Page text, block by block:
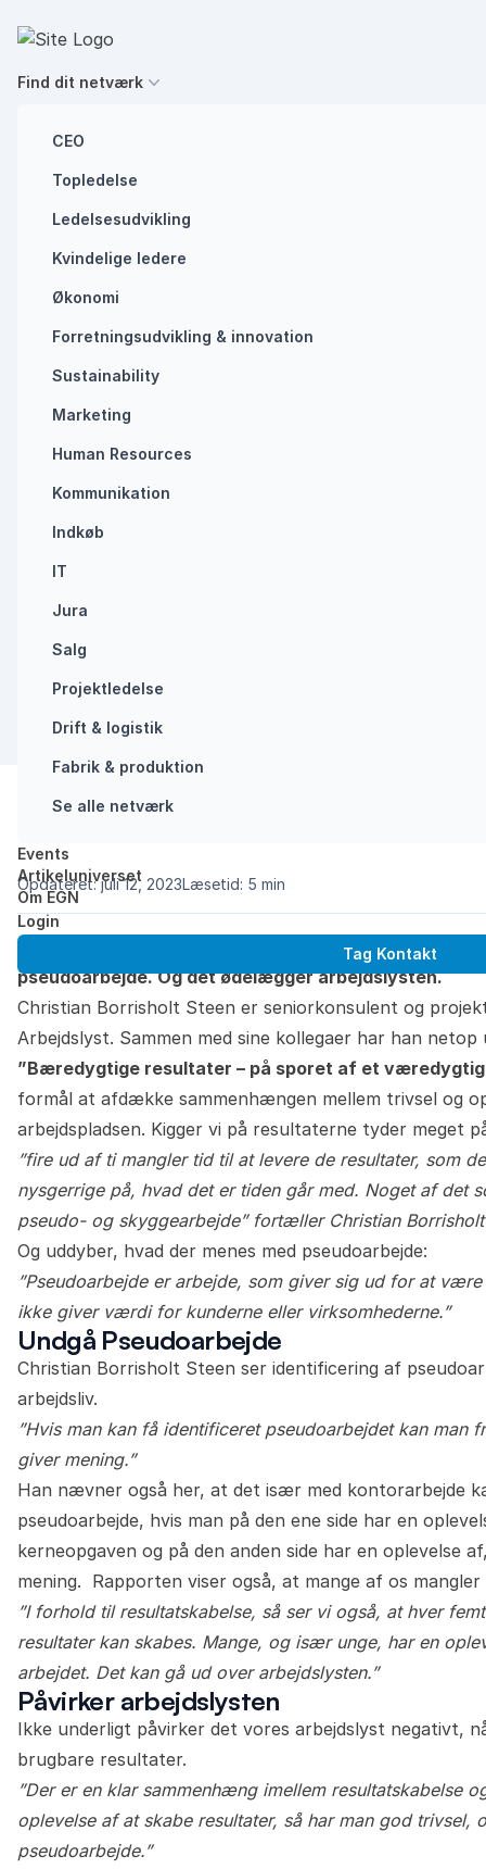
Executives' Global Network
Find dit netværk
CEO
Topledelse
Ledelsesudvikling
Kvindelige ledere
Økonomi
Forretningsudvikling ​& innovation​
Sustainability
Marketing
Human Resources
Kommunikation
Indkøb
IT
Jura
Salg
Projektledelse
Drift & logistik
Fabrik & produktion
Se alle netværk
Events
Artikeluniverset
Om EGN
Login
Tag Kontakt
Vi har for travlt
med
pseudoarbejde
Forside
Opdateret: juli 12, 2023Læsetid: 5 min
Ny rapport viser, at ni ud af 10 lønmodtagere i større
pseudoarbejde. Og det ødelægger arbejdslysten.
Christian Borrisholt Steen er seniorkonsulent og
Arbejdslyst. Sammen med sine kollegaer har han
”Bæredygtige resultater – på sporet af et
formål at afdække sammenhængen mellem trivsel og
arbejdspladsen. Kigger vi på resultaterne tyder meget
”fire ud af ti mangler tid til at levere de resultater, som
nysgerrige på, hvad det er tiden går med. Noget af det
pseudo- og skyggearbejde” fortæller Christian Borrisholt
Og uddyber, hvad der menes med pseudoarbejde:
”Pseudoarbejde er arbejde, som giver sig ud for at
ikke giver værdi for kunderne eller virksomhederne.”
Undgå Pseudoarbejde
Christian Borrisholt Steen ser identificering af
arbejdsliv.
”Hvis man kan få identificeret pseudoarbejdet kan man
giver mening.”
Han nævner også her, at det især med kontorarbejde
pseudoarbejde, hvis man på den ene side har en
kerneopgaven og på den anden side har en oplevelse
mening. Rapporten viser også, at mange af os mangler
”I forhold til resultatskabelse, så ser vi også, at hver
resultater kan skabes. Mange, og især unge, har en
arbejdet. Det kan gå ud over arbejdslysten.”
Påvirker arbejdslysten
Ikke underligt påvirker det vores arbejdslyst negativt,
brugbare resultater.
”Der er en klar sammenhæng imellem resultatskabelse
oplevelse af at skabe resultater, så har man god trivsel,
pseudoarbejde.”